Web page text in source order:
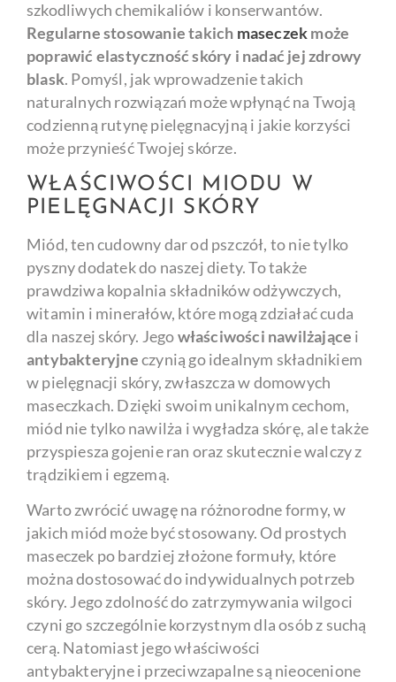
szkodliwych chemikaliów i konserwantów.
Regularne stosowanie takich maseczekmoże
poprawić elastyczność skóry i nadać jej zdrowy
blask. Pomyśl, jak wprowadzenie takich
naturalnych rozwiązań może wpłynąć na Twoją
codzienną rutynę pielęgnacyjną i jakie korzyści
może przynieść Twojej skórze.
WŁAŚCIWOŚCI MIODU W
PIELĘGNACJI SKÓRY
Miód, ten cudowny dar od pszczół, to nie tylko
pyszny dodatek do naszej diety. To także
prawdziwa kopalnia składników odżywczych,
witamin i minerałów, które mogą zdziałać cuda
dla naszej skóry. Jegowłaściwości nawilżające i
antybakteryjneczynią go idealnym składnikiem
w pielęgnacji skóry, zwłaszcza w domowych
maseczkach. Dzięki swoim unikalnym cechom,
miód nie tylko nawilża i wygładza skórę, ale także
przyspiesza gojenie ran oraz skutecznie walczy z
trądzikiem i egzemą.
Warto zwrócić uwagę na różnorodne formy, w
jakich miód może być stosowany. Od prostych
maseczek po bardziej złożone formuły, które
można dostosować do indywidualnych potrzeb
skóry. Jego zdolność do zatrzymywania wilgoci
czyni go szczególnie korzystnym dla osób z suchą
cerą. Natomiast jego właściwości
antybakteryjne i przeciwzapalne są nieocenione